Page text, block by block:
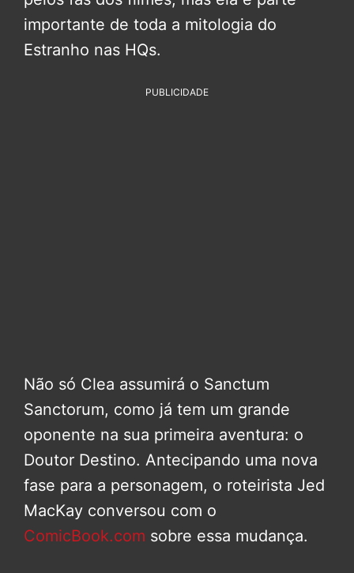
importante de toda a mitologia do
Estranho nas HQs.
PUBLICIDADE
Não só Clea assumirá o Sanctum
Sanctorum, como já tem um grande
oponente na sua primeira aventura: o
Doutor Destino. Antecipando uma nova
fase para a personagem, o roteirista Jed
MacKay conversou com o
ComicBook.com sobre essa mudança.